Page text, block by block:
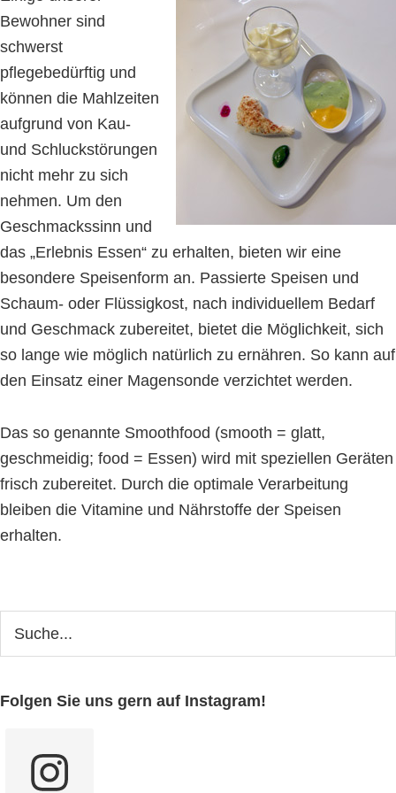
Bewohner sind
schwerst
pflegebedürftig und
können die Mahlzeiten
aufgrund von Kau-
und Schluckstörungen
nicht mehr zu sich
nehmen. Um den
Geschmackssinn und
das „Erlebnis Essen“ zu erhalten, bieten wir eine
besondere Speisenform an. Passierte Speisen und
Schaum- oder Flüssigkost, nach individuellem Bedarf
und Geschmack zubereitet, bietet die Möglichkeit, sich
so lange wie möglich natürlich zu ernähren. So kann auf
den Einsatz einer Magensonde verzichtet werden.
Das so genannte Smoothfood (smooth = glatt,
geschmeidig; food = Essen) wird mit speziellen Geräten
frisch zubereitet. Durch die optimale Verarbeitung
bleiben die Vitamine und Nährstoffe der Speisen
erhalten.
Seitenspalte
durchsuchen
Folgen Sie uns gern auf Instagram!